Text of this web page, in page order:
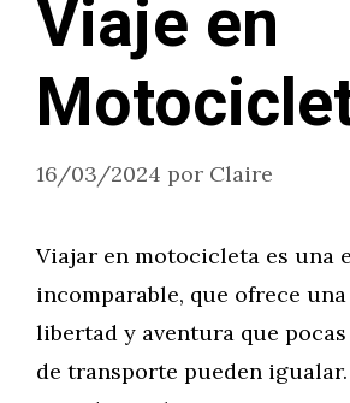
Viaje en
16/03/2024 por Claire
Viajar en motocicleta es una
incomparable, que ofrece
libertad y aventura que
de transporte pueden